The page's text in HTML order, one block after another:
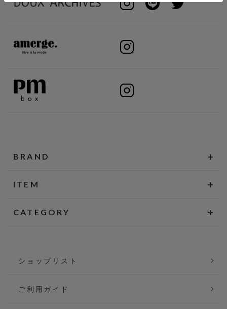
BRAND
ITEM
CATEGORY
ショップリスト
ご利用ガイド